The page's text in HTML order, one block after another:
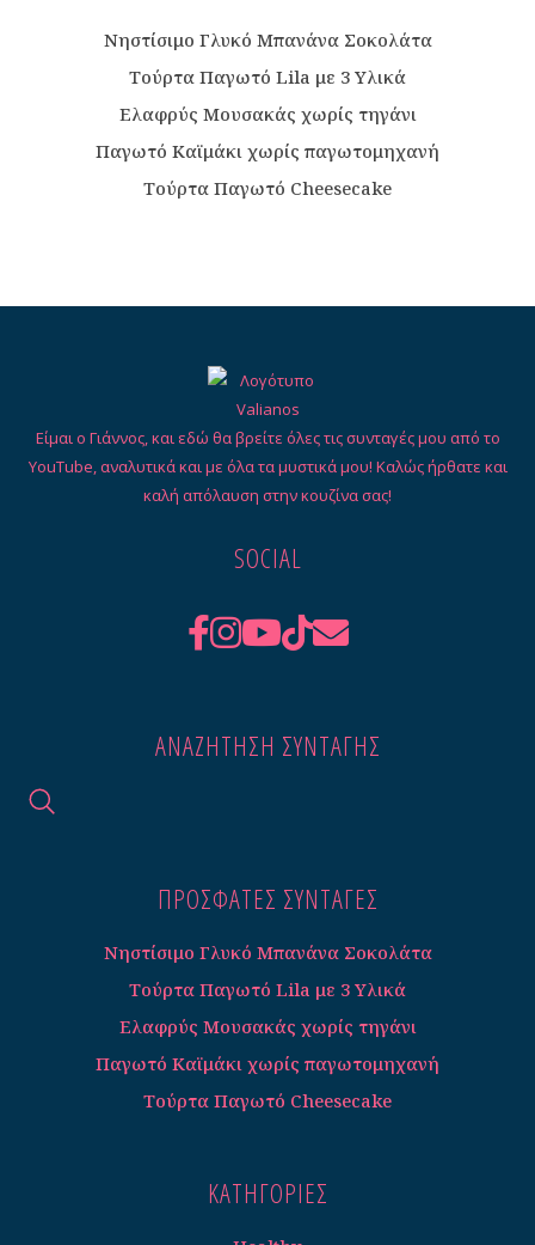
Νηστίσιμο Γλυκό Μπανάνα Σοκολάτα
Τούρτα Παγωτό Lila με 3 Υλικά
Ελαφρύς Μουσακάς χωρίς τηγάνι
Παγωτό Καϊμάκι χωρίς παγωτομηχανή
Τούρτα Παγωτό Cheesecake
Είμαι ο Γιάννος, και εδώ θα βρείτε όλες τις συνταγές μου από το
YouTube, αναλυτικά και με όλα τα μυστικά μου! Καλώς ήρθατε και
καλή απόλαυση στην κουζίνα σας!
SOCIAL
ΑΝΑΖΉΤΗΣΗ ΣΥΝΤΑΓΉΣ
ΠΡΟΣΦΑΤΕΣ ΣΥΝΤΑΓΈΣ
Νηστίσιμο Γλυκό Μπανάνα Σοκολάτα
Τούρτα Παγωτό Lila με 3 Υλικά
Ελαφρύς Μουσακάς χωρίς τηγάνι
Παγωτό Καϊμάκι χωρίς παγωτομηχανή
Τούρτα Παγωτό Cheesecake
ΚΑΤΗΓΟΡΊΕΣ